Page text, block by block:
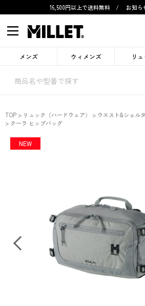
16,500円以上で送料無料 / お知ら
メンズ ウィメンズ リ
TOP リュック（ハードウェア）
ウエスト&ショル
クーラ ヒップバッグ
NEW